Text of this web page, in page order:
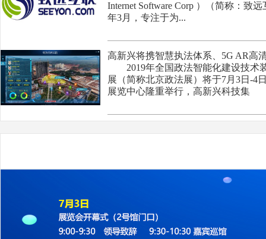
Internet Software Corp ）（简称：致
年3月，专注于为...
高新兴将携智慧执法体系、5G AR高
2019年全国政法智能化建设技术
展（简称北京政法展）将于7月3日-4
展览中心隆重举行，高新兴科技集